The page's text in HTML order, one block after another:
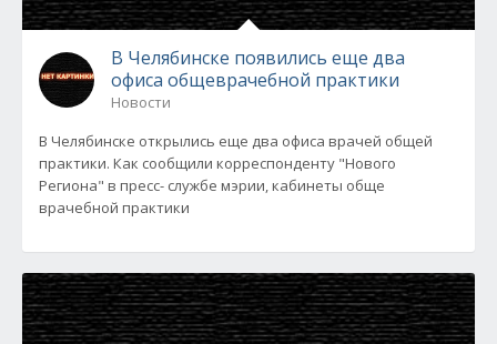
В Челябинске появились еще два
офиса общеврачебной практики
Новости
В Челябинске открылись еще два офиса врачей общей
практики. Как сообщили корреспонденту "Нового
Региона" в пресс- службе мэрии, кабинеты обще
врачебной практики